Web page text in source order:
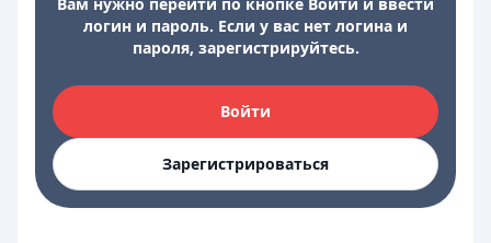
логин и пароль. Если у вас нет логина и
пароля, зарегистрируйтесь.
Войти
Зарегистрироваться